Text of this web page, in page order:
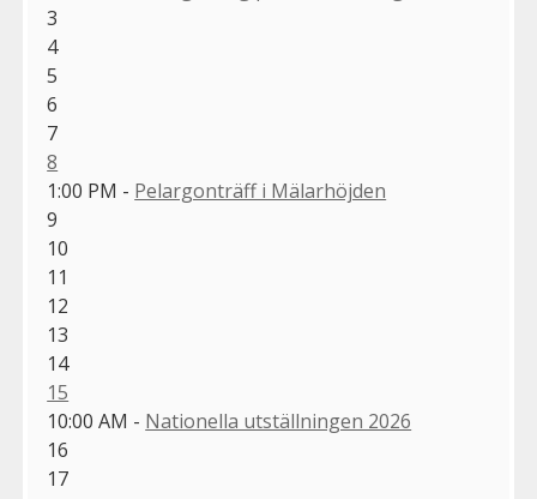
3
4
5
6
7
8
1:00 PM - Pelargonträff i Mälarhöjden
9
10
11
12
13
14
15
10:00 AM - Nationella utställningen 2026
16
17